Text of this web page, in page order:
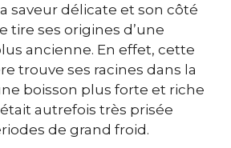
saveur délicate et son côté
tire ses origines d’une
ancienne. En effet, cette
trouve ses racines dans la
boisson plus forte et riche
autrefois très prisée
de grand froid.